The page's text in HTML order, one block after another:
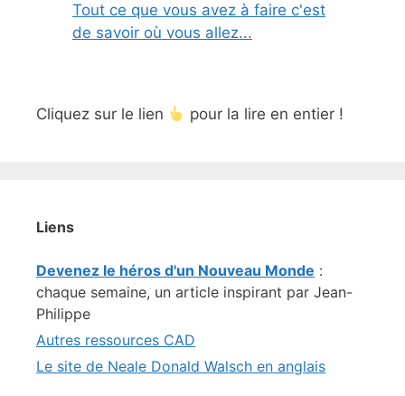
Tout ce que vous avez à faire c'est
de savoir où vous allez...
Cliquez sur le lien pour la lire en entier !
Liens
Devenez le héros d'un Nouveau Monde :
chaque semaine, un article inspirant par Jean-
Philippe
Autres ressources CAD
Le site de Neale Donald Walsch en anglais